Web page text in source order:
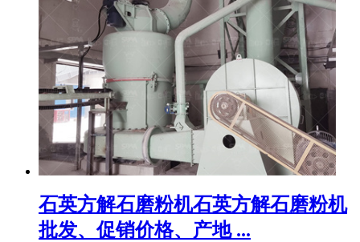
石英方解石磨粉机石英方解石磨粉机
批发、促销价格、产地 ...